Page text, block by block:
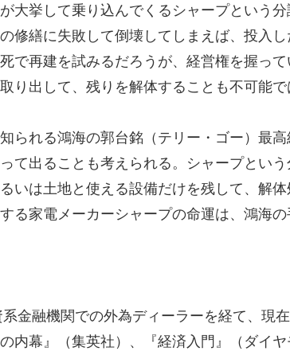
大挙して乗り込んでくるシャープという分
修繕に失敗して倒壊してしまえば、投入
で再建を試みるだろうが、経営権を握って
り出して、残りを解体することも不可能で
られる鴻海の郭台銘（テリー・ゴー）最高
て出ることも考えられる。シャープとい
いは土地と使える設備だけを残して、解体
る家電メーカーシャープの命運は、鴻海
金融機関での外為ディーラーを経て、現
内幕』（集英社）、『経済入門』（ダイ